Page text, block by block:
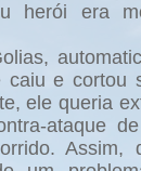
herói era
e cortou
ele queria
ataque
Assim,